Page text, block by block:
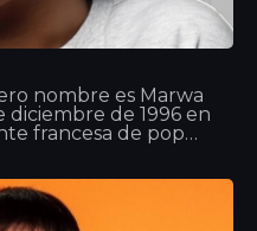
nombre es Marwa
diciembre de 1996 en
francesa de pop
vive en París.